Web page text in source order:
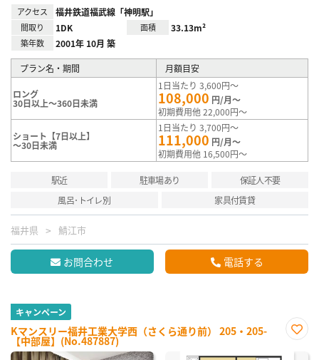
アクセス 福井鉄道福武線「神明駅」
間取り 1DK 面積 33.13m²
築年数 2001年 10月 築
プラン名・期間 月額目安
ロング
30日以上～360日未満
1日当たり 3,600円～
108,000 円/月～
初期費用他 22,000円～
ショート【7日以上】
～30日未満
1日当たり 3,700円～
111,000 円/月～
初期費用他 16,500円～
駅近 駐車場あり
保証人不要
風呂･トイレ別
家具付賃貸
福井県 鯖江市
お問合わせ 電話する
キャンペーン
Kマンスリー福井工業大学西（さくら通り前） 205・205-
【中部屋】(No.487887)
に入